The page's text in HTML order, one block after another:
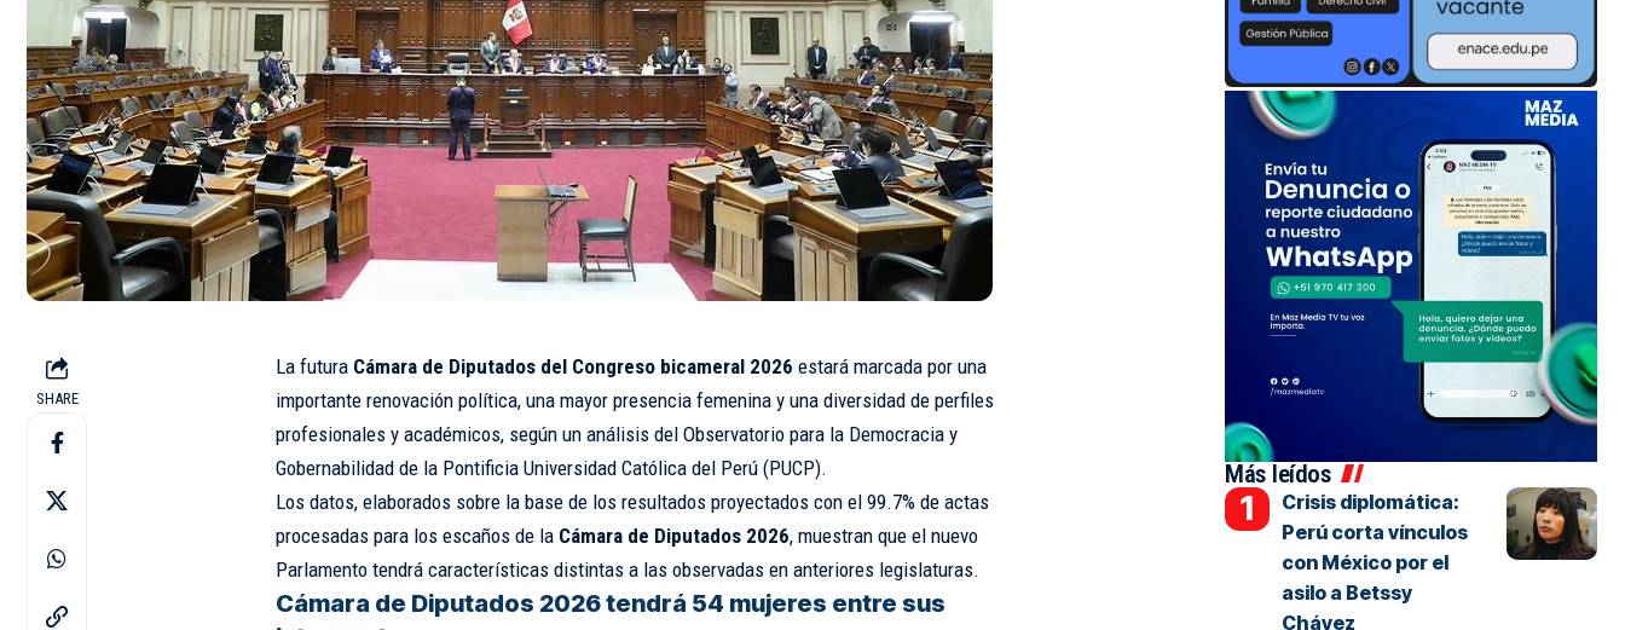
SHARE
La futura Cámara de Diputados del Congreso bicameral 2026 estará marcada por una
importante renovación política, una mayor presencia femenina y una diversidad de perfiles
profesionales y académicos, según un análisis del Observatorio para la Democracia y
Gobernabilidad de la Pontificia Universidad Católica del Perú (PUCP).
Los datos, elaborados sobre la base de los resultados proyectados con el 99.7% de actas
procesadas para los escaños de la Cámara de Diputados 2026, muestran que el nuevo
Parlamento tendrá características distintas a las observadas en anteriores legislaturas.
Cámara de Diputados 2026 tendrá 54 mujeres entre sus
Más leídos
Crisis diplomática:
Perú corta vínculos
con México por el
asilo a Betssy
Chávez